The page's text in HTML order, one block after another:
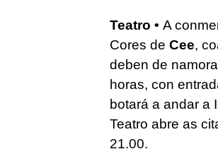
Teatro • A
Cores de Cee,
deben de
horas, con
botará a andar a
Teatro abre as
21.00.